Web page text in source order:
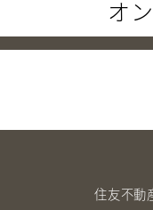
オ
住友不動